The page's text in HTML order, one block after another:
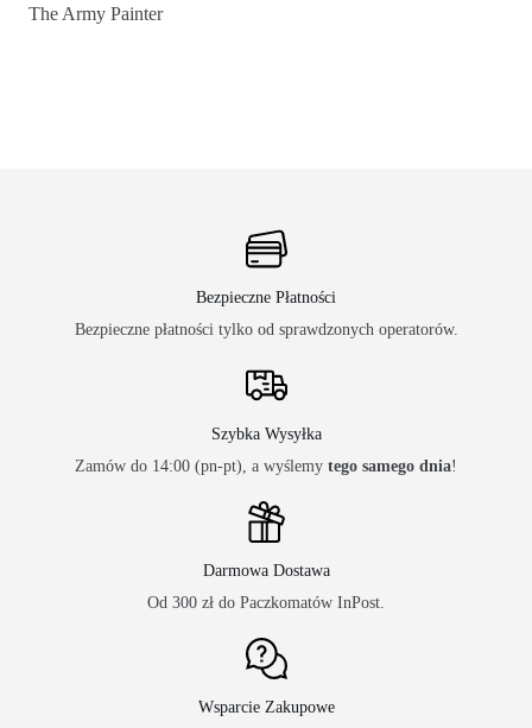
The Army Painter
Bezpieczne Płatności
Bezpieczne płatności tylko od sprawdzonych operatorów.
Szybka Wysyłka
Zamów do 14:00 (pn-pt), a wyślemy tego samego dnia!
Darmowa Dostawa
Od 300 zł do Paczkomatów InPost.
Wsparcie Zakupowe